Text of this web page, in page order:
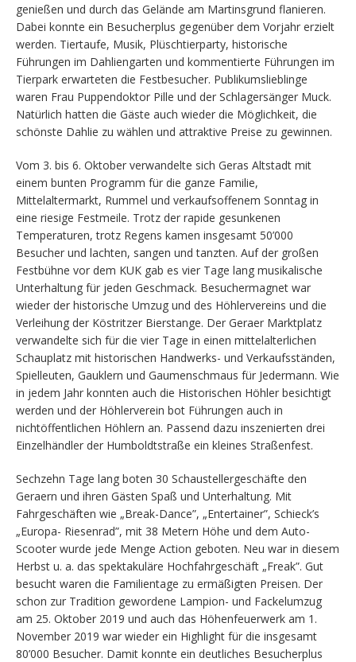
genießen und durch das Gelände am Martinsgrund flanieren.
Dabei konnte ein Besucherplus gegenüber dem Vorjahr erzielt
werden. Tiertaufe, Musik, Plüschtierparty, historische
Führungen im Dahliengarten und kommentierte Führungen im
Tierpark erwarteten die Festbesucher. Publikumslieblinge
waren Frau Puppendoktor Pille und der Schlagersänger Muck.
Natürlich hatten die Gäste auch wieder die Möglichkeit, die
schönste Dahlie zu wählen und attraktive Preise zu gewinnen.
Vom 3. bis 6. Oktober verwandelte sich Geras Altstadt mit
einem bunten Programm für die ganze Familie,
Mittelaltermarkt, Rummel und verkaufsoffenem Sonntag in
eine riesige Festmeile. Trotz der rapide gesunkenen
Temperaturen, trotz Regens kamen insgesamt 50’000
Besucher und lachten, sangen und tanzten. Auf der großen
Festbühne vor dem KUK gab es vier Tage lang musikalische
Unterhaltung für jeden Geschmack. Besuchermagnet war
wieder der historische Umzug und des Höhlervereins und die
Verleihung der Köstritzer Bierstange. Der Geraer Marktplatz
verwandelte sich für die vier Tage in einen mittelalterlichen
Schauplatz mit historischen Handwerks- und Verkaufsständen,
Spielleuten, Gauklern und Gaumenschmaus für Jedermann. Wie
in jedem Jahr konnten auch die Historischen Höhler besichtigt
werden und der Höhlerverein bot Führungen auch in
nichtöffentlichen Höhlern an. Passend dazu inszenierten drei
Einzelhändler der Humboldtstraße ein kleines Straßenfest.
Sechzehn Tage lang boten 30 Schaustellergeschäfte den
Geraern und ihren Gästen Spaß und Unterhaltung. Mit
Fahrgeschäften wie „Break-Dance”, „Entertainer”, Schieck’s
„Europa- Riesenrad”, mit 38 Metern Höhe und dem Auto-
Scooter wurde jede Menge Action geboten. Neu war in diesem
Herbst u. a. das spektakuläre Hochfahrgeschäft „Freak”. Gut
besucht waren die Familientage zu ermäßigten Preisen. Der
schon zur Tradition gewordene Lampion- und Fackelumzug
am 25. Oktober 2019 und auch das Höhenfeuerwerk am 1.
November 2019 war wieder ein Highlight für die insgesamt
80’000 Besucher. Damit konnte ein deutliches Besucherplus